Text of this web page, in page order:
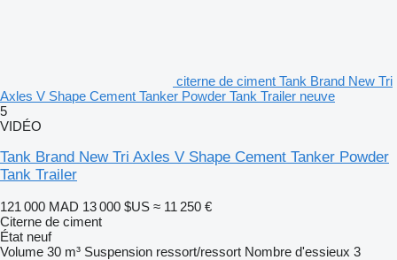
citerne de ciment Tank Brand New Tri
Axles V Shape Cement Tanker Powder Tank Trailer neuve
5
VIDÉO
Tank Brand New Tri Axles V Shape Cement Tanker Powder
Tank Trailer
121 000 MAD 13 000 $US ≈ 11 250 €
Citerne de ciment
État neuf
Volume 30 m³ Suspension ressort/ressort Nombre d'essieux 3